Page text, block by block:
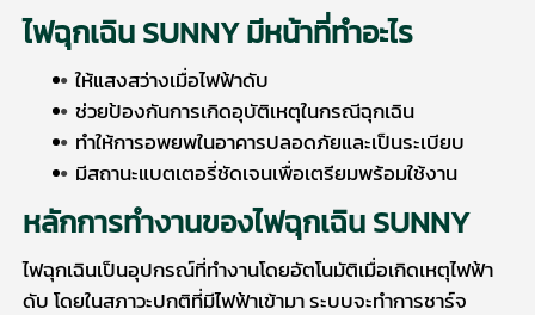
ไฟฉุกเฉิน SUNNYมีหน้าที่ทำอะไร
ให้แสงสว่างเมื่อไฟฟ้าดับ
ช่วยป้องกันการเกิดอุบัติเหตุในกรณีฉุกเฉิน
ทำให้การอพยพในอาคารปลอดภัยและเป็นระเบียบ
มีสถานะแบตเตอรี่ชัดเจนเพื่อเตรียมพร้อมใช้งาน
หลักการทำงานของไฟฉุกเฉิน SUNNY
ไฟฉุกเฉินเป็นอุปกรณ์ที่ทำงานโดยอัตโนมัติเมื่อเกิดเหตุไฟฟ้า
ดับ โดยในสภาวะปกติที่มีไฟฟ้าเข้ามา ระบบจะทำการชาร์จ